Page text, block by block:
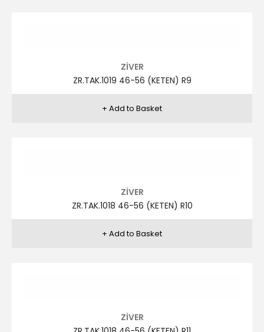
ZİVER
ZR.TAK.1018 46-56 (KETEN) R8
ZİVER
ZR.TAK.1018 46-56 (KETEN) R9